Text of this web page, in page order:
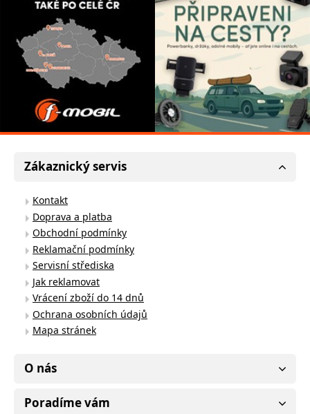
Zákaznický servis
Kontakt
Doprava a platba
Obchodní podmínky
Reklamační podmínky
Servisní střediska
Jak reklamovat
Vrácení zboží do 14 dnů
Ochrana osobních údajů
Mapa stránek
O nás
Poradíme vám